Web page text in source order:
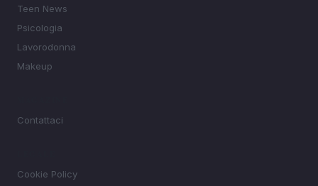
Teen News
Psicologia
Lavorodonna
Makeup
Contattaci
Cookie Policy